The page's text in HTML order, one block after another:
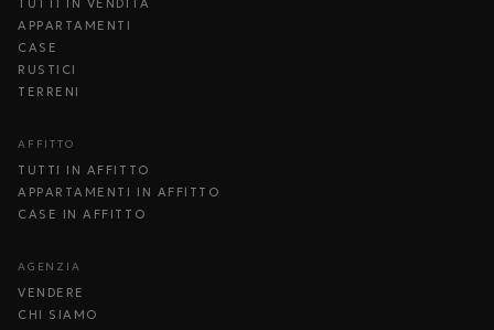
TUTTI IN VENDITA
APPARTAMENTI
CASE
RUSTICI
TERRENI
AFFITTO
TUTTI IN AFFITTO
APPARTAMENTI IN AFFITTO
CASE IN AFFITTO
AGENZIA
VENDERE
CHI SIAMO